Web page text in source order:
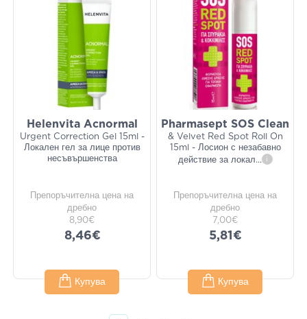
Helenvita Acnormal
Urgent Correction Gel 15ml -
Локален гел за лице против
несъвършенства
Препоръчителна цена на
дребно
8,90€
8,46€
Купува
Pharmasept SOS Clean
& Velvet Red Spot Roll On
15ml - Лосион с незабавно
действие за локал... i
Препоръчителна цена на
дребно
7,00€
5,81€
Купува